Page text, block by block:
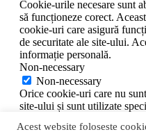
Acest website foloseste
Cookie-urile necesare sunt
să funcționeze corect.
cookie-uri care asigură
de securitate ale site-ului.
informație personală.
Non-necessary
Non-necessary
Orice cookie-uri care nu
site-ului și sunt utilizate
caracter personal ale